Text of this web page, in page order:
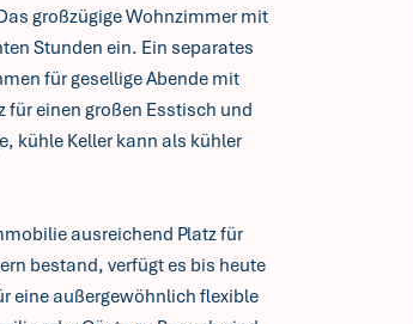
großzügige Wohnzimmer mit
Stunden ein. Ein separates
für gesellige Abende mit
für einen großen Esstisch und
kühle Keller kann als kühler
ausreichend Platz für
bestand, verfügt es bis heute
eine außergewöhnlich flexible